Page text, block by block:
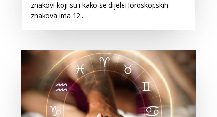
znakovi koji su i kako se dijeleHoroskopskih
znakova ima 12...